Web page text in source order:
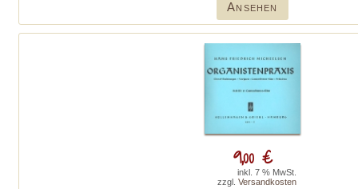
Ansehen
9,00 €
inkl. 7 % MwSt.
zzgl. Versandkosten